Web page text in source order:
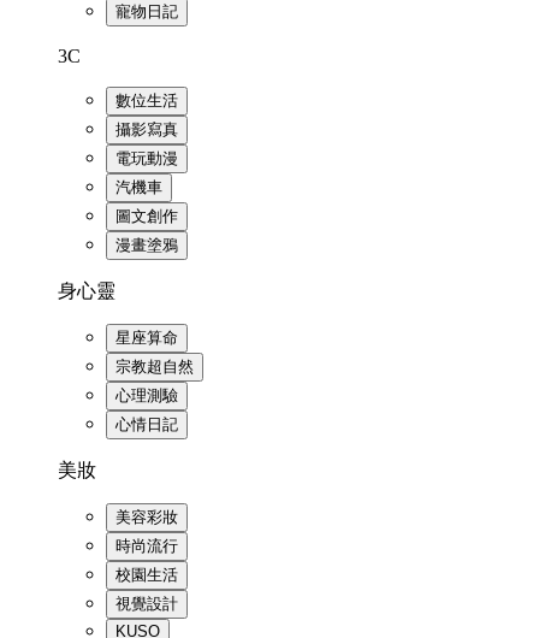
寵物日記
3C
數位生活
攝影寫真
電玩動漫
汽機車
圖文創作
漫畫塗鴉
身心靈
星座算命
宗教超自然
心理測驗
心情日記
美妝
美容彩妝
時尚流行
校園生活
視覺設計
KUSO